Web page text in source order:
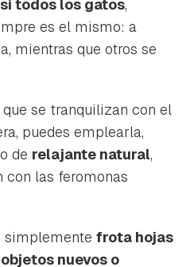
todos los gatos,
es el mismo: a
mientras que otros se
se tranquilizan con el
puedes emplearla,
de relajante natural,
las feromonas
simplemente frota hojas
nuevos o